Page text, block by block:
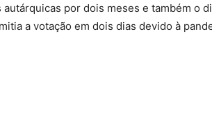
autárquicas por dois meses e também o
a votação em dois dias devido à